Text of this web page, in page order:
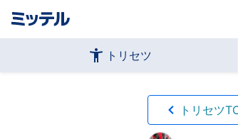
トリセツ
トリセツ